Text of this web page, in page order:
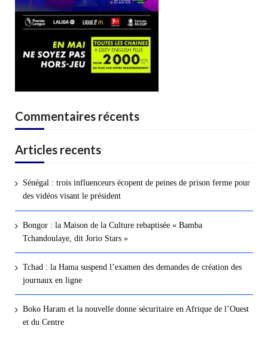
Commentaires récents
Articles recents
Sénégal : trois influenceurs écopent de peines de prison ferme pour
des vidéos visant le président
Bongor : la Maison de la Culture rebaptisée « Bamba
Tchandoulaye, dit Jorio Stars »
Tchad : la Hama suspend l’examen des demandes de création des
journaux en ligne
Boko Haram et la nouvelle donne sécuritaire en Afrique de l’Ouest
et du Centre